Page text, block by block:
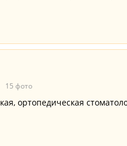
15 фото
ортопедическая